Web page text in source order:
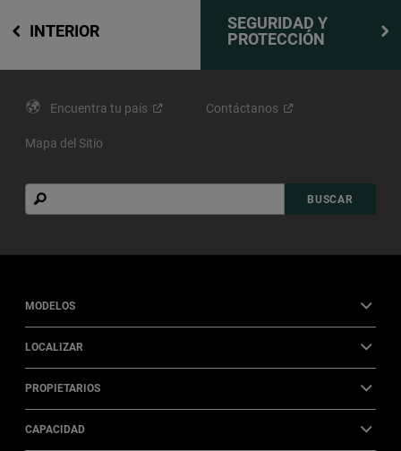
INTERIOR
SEGURIDAD Y
PROTECCIÓN
Encuentra tu país Contáctanos
Mapa del Sitio
Buscar
BUSCAR
MODELOS
LOCALIZAR
PROPIETARIOS
CAPACIDAD